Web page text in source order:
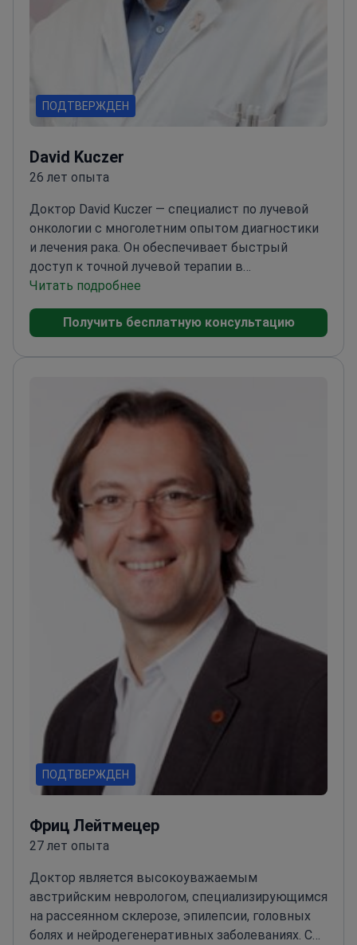
ПОДТВЕРЖДЕН
David Kuczer
26 лет опыта
Доктор David Kuczer — специалист по лучевой
онкологии с многолетним опытом диагностики
и лечения рака. Он обеспечивает быстрый
доступ к точной лучевой терапии в
соответствии с современными научными
стандартами. Он является членом
онкологического центра Венской частной
заседании внутреннего онкологического
междисциплинарное обсуждение командой с
международной репутацией и помогает
выбрать наилучшее лечение.
Все виды лучевой
терапии проводятся в тесном сотрудничестве с
Amethyst Radiotherapy в Венской частной
клинике.
Читать подробнее
Получить бесплатную консультацию
ПОДТВЕРЖДЕН
Фриц Лейтмецер
27 лет опыта
Доктор является высокоуважаемым
австрийским неврологом, специализирующимся
на рассеянном склерозе, эпилепсии, головных
болях и нейродегенеративных заболеваниях. С